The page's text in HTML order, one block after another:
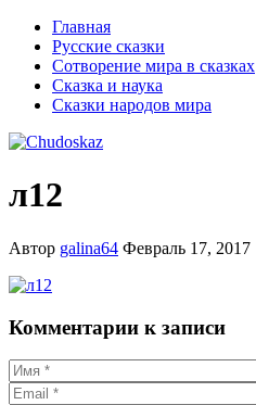
Главная
Русские сказки
Сотворение мира в сказках
Сказка и наука
Сказки народов мира
л12
Автор galina64 Февраль 17, 2017
Комментарии к записи